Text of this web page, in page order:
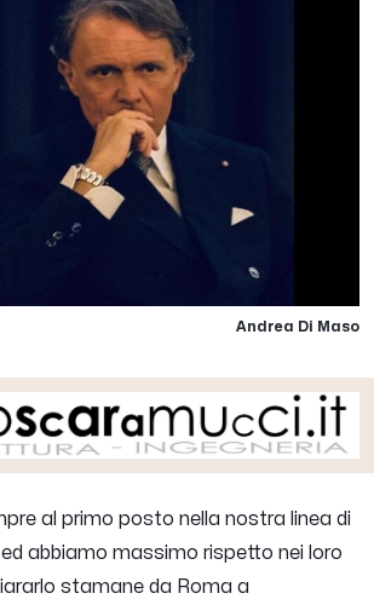
Andrea Di Maso
al primo posto nella nostra linea di
abbiamo massimo rispetto nei loro
stamane da Roma a